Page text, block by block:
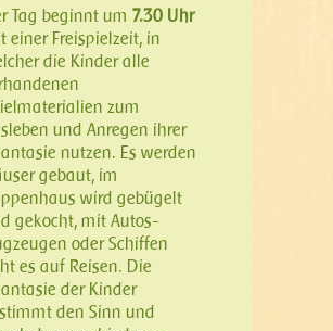
Tag beginnt um 7.30 Uhr
einer Freispielzeit, in
die Kinder alle
zum
und Anregen ihrer
nutzen. Es werden
gebaut, im
wird gebügelt
gekocht, mit Autos-
oder Schiffen
es auf Reisen. Die
der Kinder
den Sinn und